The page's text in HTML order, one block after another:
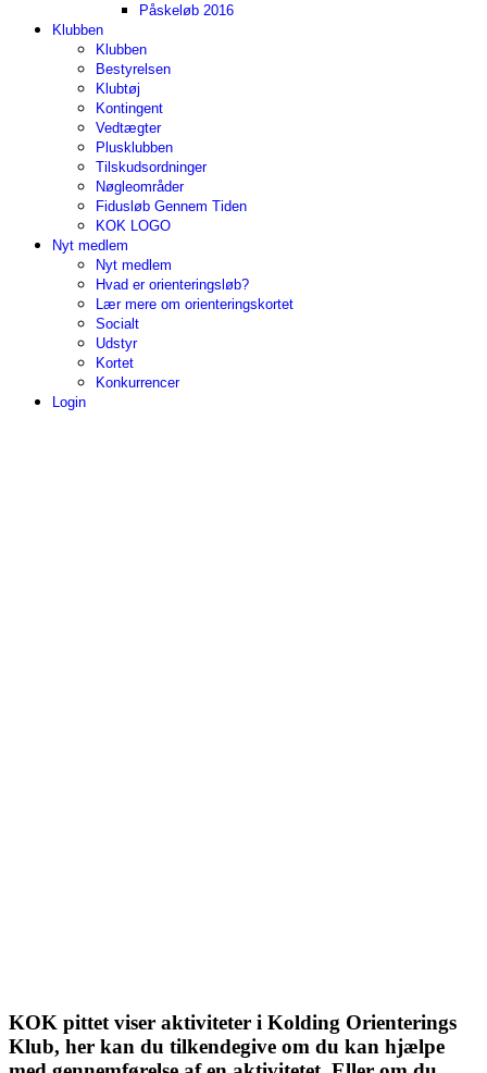
Påskeløb 2016
Klubben
Klubben
Bestyrelsen
Klubtøj
Kontingent
Vedtægter
Plusklubben
Tilskudsordninger
Nøgleområder
Fidusløb Gennem Tiden
KOK LOGO
Nyt medlem
Nyt medlem
Hvad er orienteringsløb?
Lær mere om orienteringskortet
Socialt
Udstyr
Kortet
Konkurrencer
Login
KOK pittet viser aktiviteter i Kolding Orienterings
Klub, her kan du tilkendegive om du kan hjælpe